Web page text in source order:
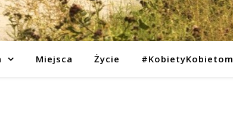
Miejsca Życie #KobietyKobietom